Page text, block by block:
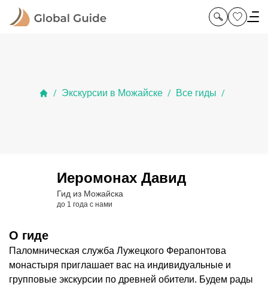
/ Экскурсии в Можайске / Все гиды /
Иеромонах Давид
Гид из Можайска
до 1 года с нами
О гиде
Паломническая служба Лужецкого Ферапонтова
монастыря приглашает вас на индивидуальные и
групповые экскурсии по древней обители. Будем рады